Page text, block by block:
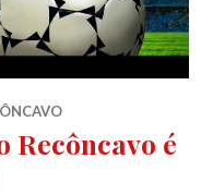
Recôncavo é